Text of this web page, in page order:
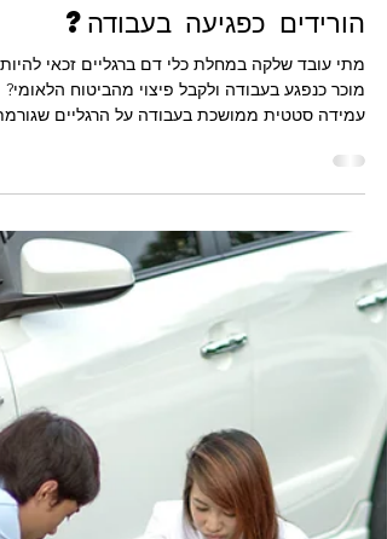
סובלים ורידים ברגליים –
דליות? מתי תוכר מחלת
הורידים כפגיעה בעבודה?
מתי עובד שלקה במחלת כלי דם ברגליים זכאי להיות